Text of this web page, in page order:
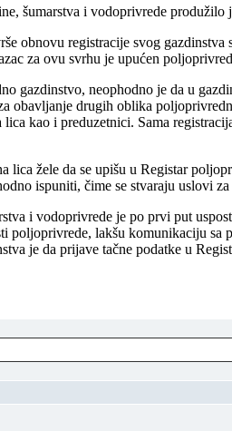
šumarstva i vodoprivrede
obnovu registracije svog
za ovu svrhu je upućen
gazdinstvo, neophodno je da u
obavljanje drugih oblika
kao i preduzetnici. Sama
žele da se upišu u Registar
ispuniti, čime se stvaraju uslovi
i vodoprivrede je po prvi put
poljoprivrede, lakšu komunikaciju
je da prijave tačne podatke u